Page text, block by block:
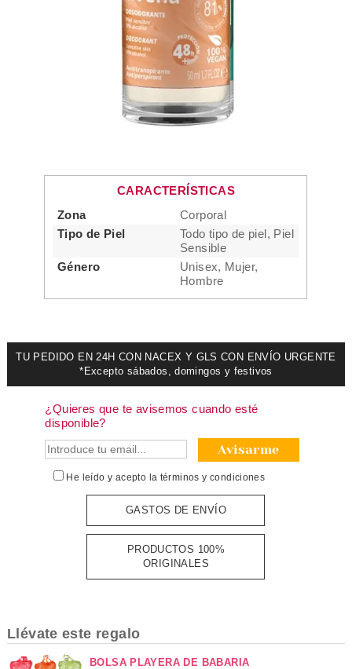
CARACTERÍSTICAS
Zona
Corporal
Tipo de Piel
Todo tipo de piel, Piel
Sensible
Género
Unisex, Mujer,
Hombre
TU PEDIDO EN 24H CON NACEX Y GLS CON ENVÍO URGENTE
*Excepto sábados, domingos y festivos
¿Quieres que te avisemos cuando esté
disponible?
Avisarme
He leído y acepto la términos y condiciones
GASTOS DE ENVÍO
PRODUCTOS 100%
ORIGINALES
Llévate este regalo
BOLSA PLAYERA DE BABARIA